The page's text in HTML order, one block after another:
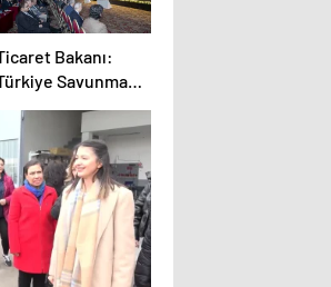
Bakanı:
Savunma
Uluslararası Alanda